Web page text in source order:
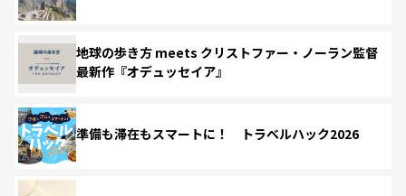
地球の歩き方 meets クリストファー・ノーラン監督
最新作『オデュッセイア』
準備も滞在もスマートに！ トラベルハック2026